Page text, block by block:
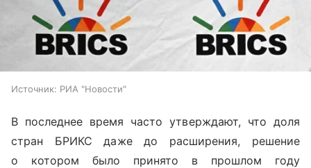
Источник: РИА "Новости"
В последнее время часто утверждают, что доля
стран БРИКС даже до расширения, решение
о котором было принято в прошлом году